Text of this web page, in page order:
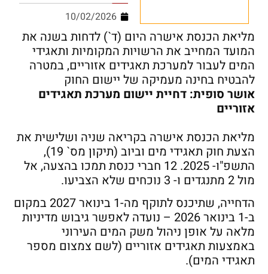
10/02/2026
מליאת הכנסת אישרה היום (ד`) לדחות בשנה את
המועד המחייב את הרשויות המקומיות ותאגידי
המים לעבור למערכת תאגידים אזוריים, במטרה
להבטיח בחינה מעמיקה של יישום החוק
אושר סופית: דחיית יישום מערכת תאגידים
אזוריים
מליאת הכנסת אישרה בקריאה שניה ושלישית את
הצעת חוק תאגידי מים וביוב (תיקון מס` 19),
התשפ"ו- 2025. 12 חברי כנסת תמכו בהצעה, אל
מול 2 מתנגדים ו- 3 נוכחים שלא הצביעו.
הדחייה, שתיכנס לתוקף מה-1 בינואר 2027 במקום
ב-1 בינואר 2026 – נועדה לאפשר גיבוש מדיניות
מלאה על אופן ניהול משק המים העירוני
באמצעות תאגידים אזוריים (לשם צמצום מספר
תאגידי המים).